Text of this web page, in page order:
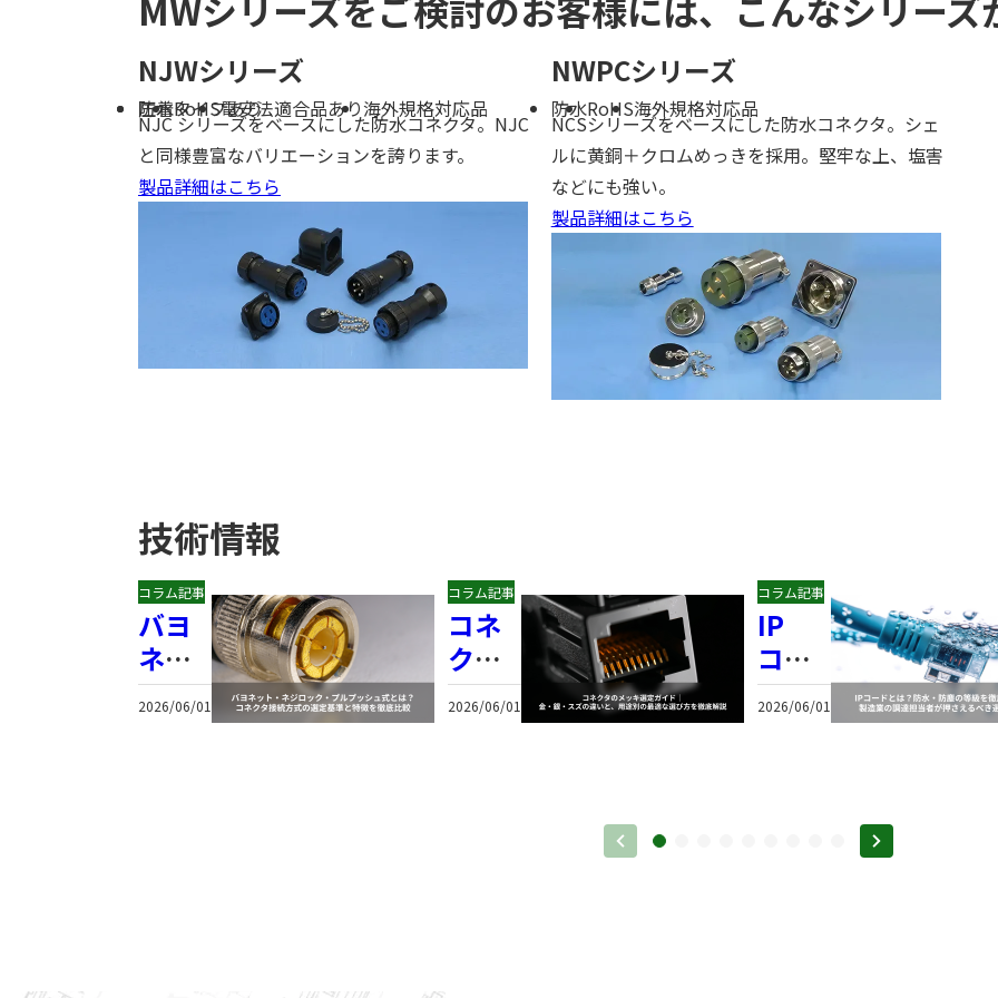
NJWシリーズ
防水RoHS電安法適合品あり海外規格対応品
圧着タイプあり
NJC シリーズをベースにした防水コネクタ。NJC
と同様豊富なバリエーションを誇ります。
製品詳細はこちら
NWPCシリーズ
防水RoHS海外規格対応品
NCSシリーズをベースにした防水コネクタ。シェ
ルに黄銅＋クロムめっきを採用。堅牢な上、塩害
などにも強い。
製品詳細はこちら
技術情報
コラム記事
バヨ
ネッ
ト・
ネジ
2026/06/01
コラム記事
コネ
クタ
の
メッ
2026/06/01
コラム記事
IP
コー
ドと
は？
2026/06/01